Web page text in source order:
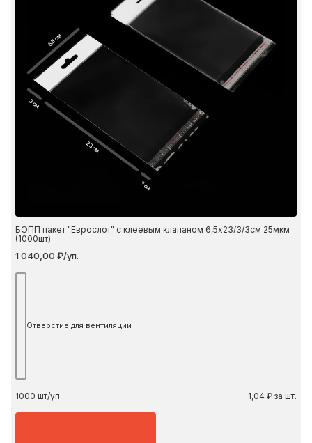
6.5 см
23 см
3 см
3 см
БОПП пакет "Еврослот" с клеевым клапаном 6,5х23/3/3см 25мкм
(1000шт)
1 040,00 ₽/уп.
Отверстие для вентиляции
1000 шт/уп. 1,04 ₽ за шт.